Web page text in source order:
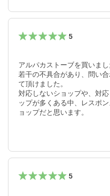
5
アルパカストーブを買いまし
若干の不具合があり、問い
て頂けました。
対応しないショップや、対
ップが多くある中、レスポ
ョップだと思います。
5